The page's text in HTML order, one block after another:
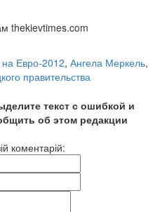
thekievtimes.com
Евро-2012, Ангела Меркель,
правительства
текст с ошибкой и
об этом редакции
коментарій: